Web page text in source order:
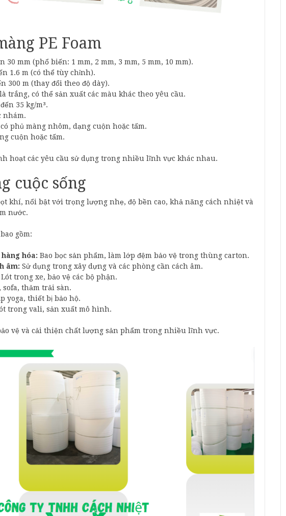
PE Foam
30 mm (phổ biến: 1 mm, 2 mm, 3 mm, 5 mm, 10 mm).
1.6 m (có thể tùy chỉnh).
300 m (thay đổi theo độ dày).
trắng, có thể sản xuất các màu khác theo yêu cầu.
35 kg/m³.
nhám.
phủ màng nhôm, dạng cuộn hoặc tấm.
cuộn hoặc tấm.
hoạt các yêu cầu sử dụng trong nhiều lĩnh vực khác nhau.
cuộc sống
khí, nổi bật với trọng lượng nhẹ, độ bền cao, khả năng cách nhiệt và
nước.
gồm:
hóa: Bao bọc sản phẩm, làm lớp đệm bảo vệ trong thùng carton.
âm: Sử dụng trong xây dựng và các phòng cần cách âm.
Lót trong xe, bảo vệ các bộ phận.
sofa, thảm trải sàn.
yoga, thiết bị bảo hộ.
trong vali, sản xuất mô hình.
vệ và cải thiện chất lượng sản phẩm trong nhiều lĩnh vực.